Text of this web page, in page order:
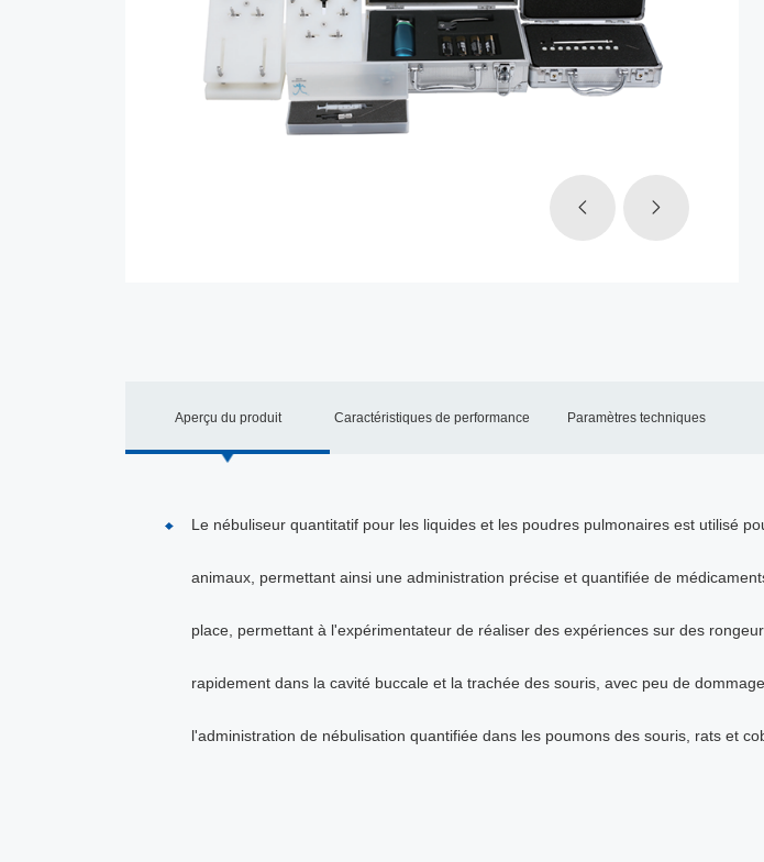
Aperçu du produit Caractéristiques de performance Paramètres techniques
Le nébuliseur quantitatif pour les liquides et les poudres pulmonaires est utilisé
animaux, permettant ainsi une administration précise et quantifiée de
place, permettant à l'expérimentateur de réaliser des expériences sur des
rapidement dans la cavité buccale et la trachée des souris, avec peu de
l'administration de nébulisation quantifiée dans les poumons des souris, rats et